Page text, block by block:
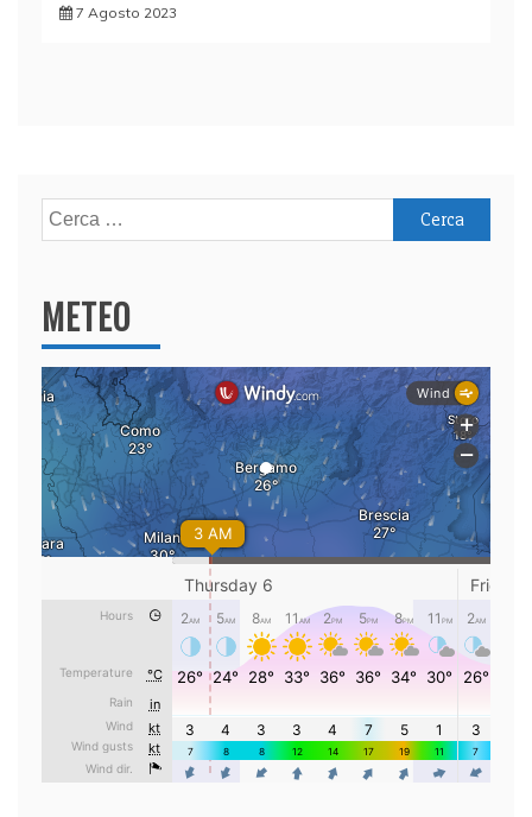
7 Agosto 2023
Ricerca
per:
METEO